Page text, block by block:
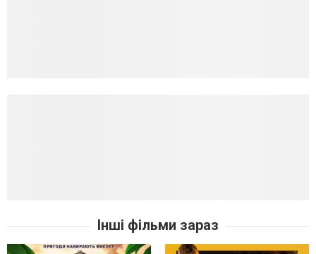
Інші фільми зараз